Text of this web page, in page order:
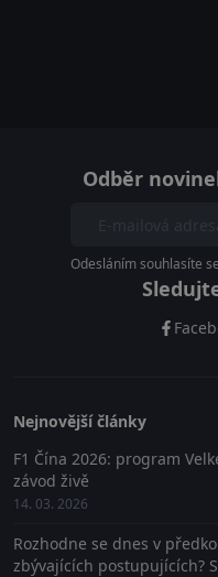
Odběr
Odesláním souhlasíte se
Nejnovější články
F1 Čína 2026: program
závod živě
14. 03. 2026
Rozhodne se dnes v
zbývajících postupujících?